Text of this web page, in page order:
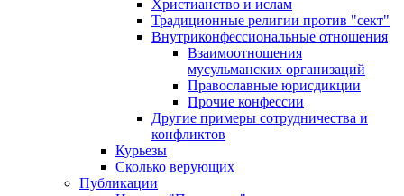
Христианство и ислам
Традиционные религии против "сект"
Внутриконфессиональные отношения
Взаимоотношения
мусульманских организаций
Православные юрисдикции
Прочие конфессии
Другие примеры сотрудничества и
конфликтов
Курьезы
Сколько верующих
Публикации